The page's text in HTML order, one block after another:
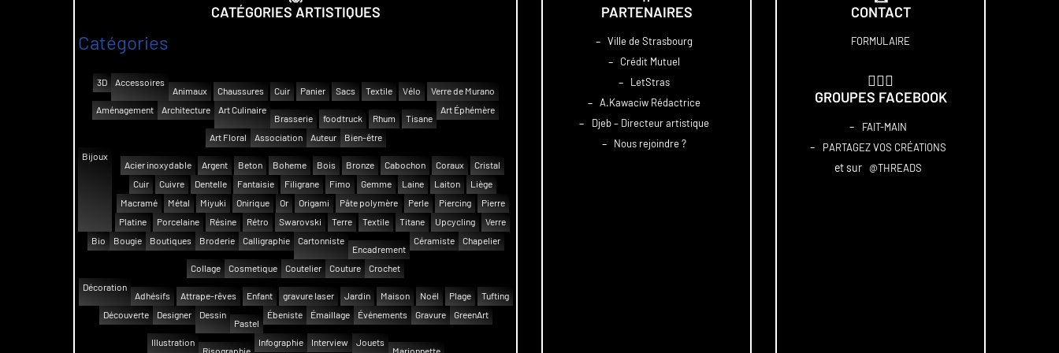
CATÉGORIES ARTISTIQUES
Catégories
3D
Accessoires
Animaux
Chaussures Cuir Panier Sacs Textile Vélo
Verre de Murano
Aménagement
Architecture
Art Culinaire
Brasserie
foodtruck Rhum Tisane
Art Éphémère
Art Floral Association Auteur
Bien-être
Bijoux
Acier inoxydable
Argent Beton Boheme Bois Bronze Cabochon Coraux
Cristal
Cuir
Cuivre Dentelle Fantaisie Filigrane Fimo Gemme Laine Laiton
Liège
Macramé
Métal Miyuki Onirique Or Origami Pâte polymère Perle Piercing
Pierre
Platine
Porcelaine Résine Rétro Swarovski Terre Textile Titane Upcycling
Verre
Bio
Bougie Boutiques Broderie Calligraphie
Cartonniste
Encadrement
Céramiste Chapelier
Collage Cosmetique Coutelier Couture
Crochet
Décoration
Adhésifs
Attrape-rêves Enfant gravure laser Jardin Maison Noël Plage
Tufting
Découverte
Designer
Dessin
Pastel
Ébeniste Émaillage Événements Gravure GreenArt
Illustration
Infographie Interview
Jouets
PARTENAIRES
– Ville de Strasbourg
– Crédit Mutuel
– LetStras
– A.Kawaciw Rédactrice
– Djeb – Directeur artistique
– Nous rejoindre ?
CONTACT
FORMULAIRE
🏋🏻‍♀️
GROUPES FACEBOOK
– FAIT-MAIN
– PARTAGEZ VOS CRÉATIONS
et sur @THREADS